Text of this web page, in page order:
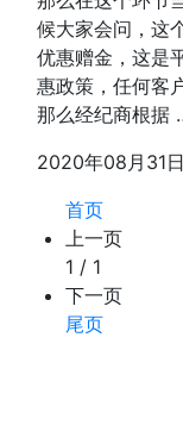
候大家会问，这
优惠赠金，这是
惠政策，任何客
那么经纪商根据
2020年08月31日
首页
上一页
1 / 1
下一页
尾页